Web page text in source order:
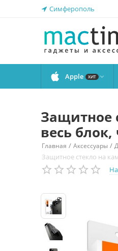
Симферополь
Apple ХИТ 
Защитное
весь
Главная / Аксессуары /
Защитное стекло на